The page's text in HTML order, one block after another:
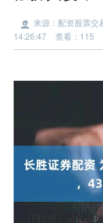
来源：配资股票交
14:26:47
查看：115